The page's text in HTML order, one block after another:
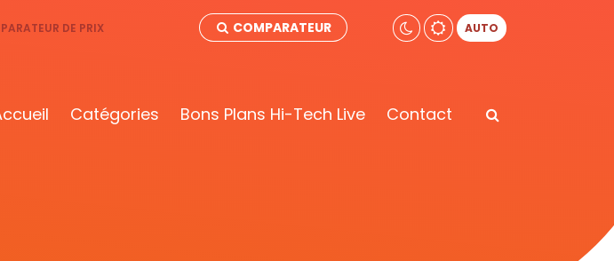
DE PRIX COMPARATEUR AUTO
Catégories Bons Plans Hi-Tech Live Contact